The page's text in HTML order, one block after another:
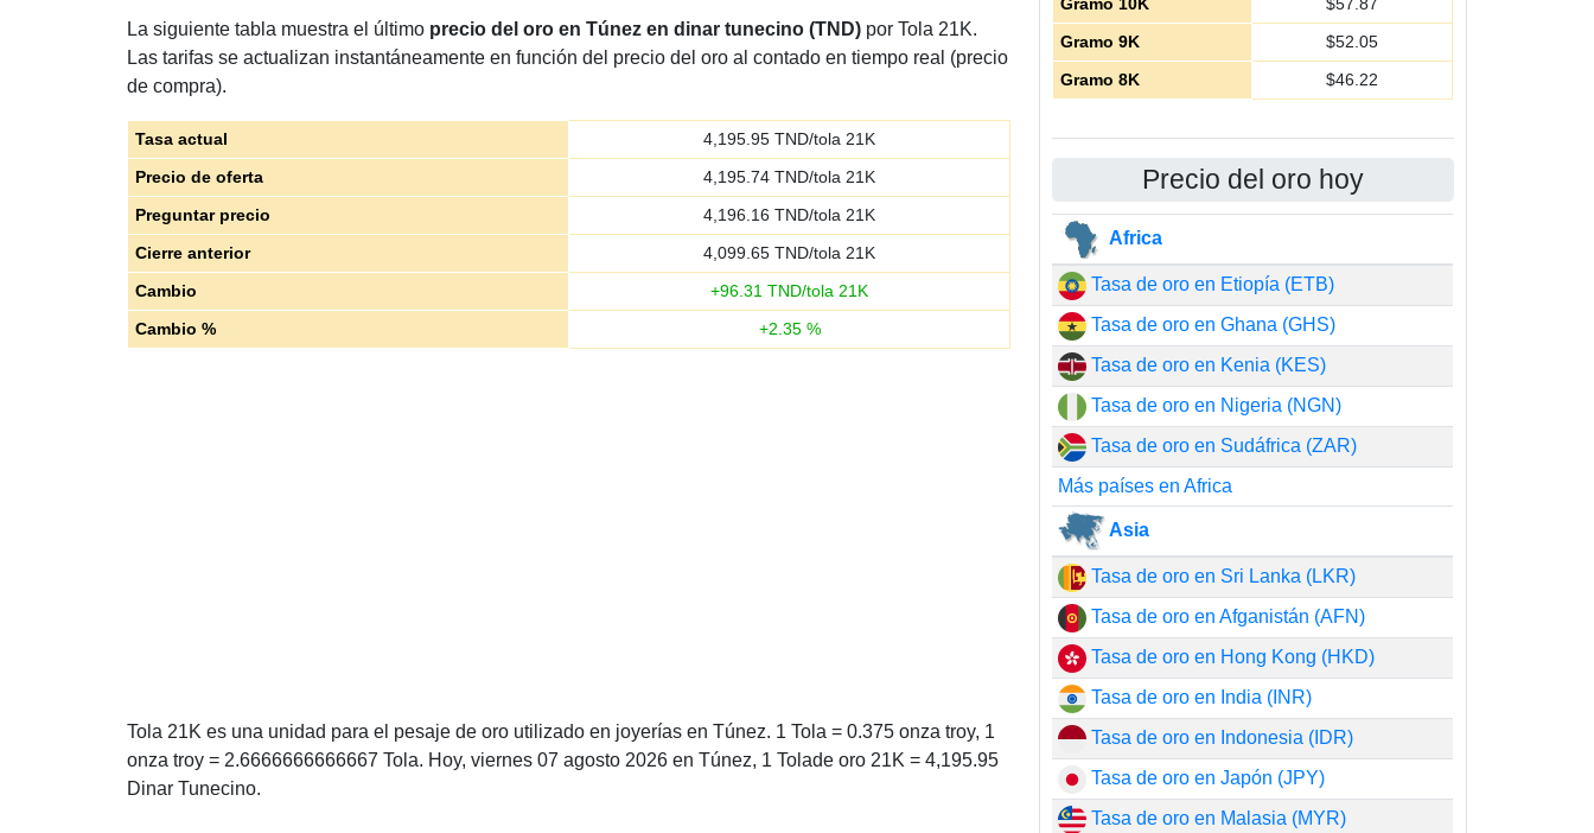
La siguiente tabla muestra el último precio del oro en Túnez en dinar tunecino (TND) por Tola 21K.
Las tarifas se actualizan instantáneamente en función del precio del oro al contado en tiempo real (precio
de compra).
Tasa actual 4,195.95 TND/tola 21K
Precio de oferta
4,195.74 TND/tola 21K
Preguntar precio
4,196.16 TND/tola 21K
Cierre anterior
4,099.65 TND/tola 21K
Cambio
+96.31 TND/tola 21K
Cambio %
+2.35%
Tola 21K es una unidad para el pesaje de oro utilizado en joyerías en Túnez. 1 Tola = 0.375 onza troy, 1
onza troy = 2.6666666666667 Tola. Hoy, viernes 07 agosto 2026 en Túnez, 1 Tolade oro 21K = 4,195.95
Dinar Tunecino.
Gramo 9K
$52.05
Gramo 8K
$46.22
Precio del oro hoy
Africa
Tasa de oro en Etiopía (ETB)
Tasa de oro en Ghana (GHS)
Tasa de oro en Kenia (KES)
Tasa de oro en Nigeria (NGN)
Tasa de oro en Sudáfrica (ZAR)
Más países en Africa
Asia
Tasa de oro en Sri Lanka (LKR)
Tasa de oro en Afganistán (AFN)
Tasa de oro en Hong Kong (HKD)
Tasa de oro en India (INR)
Tasa de oro en Indonesia (IDR)
Tasa de oro en Japón (JPY)
Tasa de oro en Malasia (MYR)